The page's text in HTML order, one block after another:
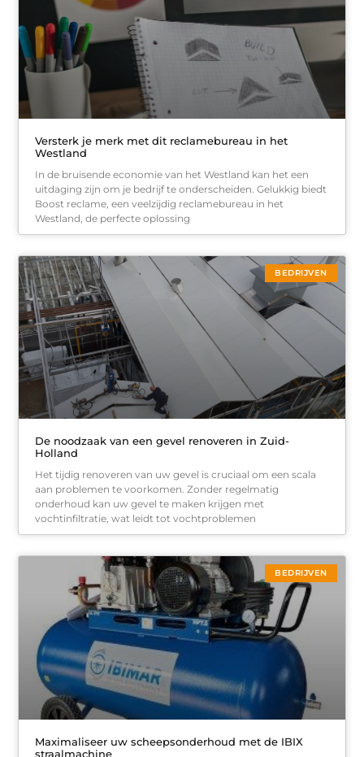
Versterk je merk met dit reclamebureau in het
Westland
In de bruisende economie van het Westland kan het een
uitdaging zijn om je bedrijf te onderscheiden. Gelukkig biedt
Boost reclame, een veelzijdig reclamebureau in het
Westland, de perfecte oplossing
BEDRIJVEN
De noodzaak van een gevel renoveren in Zuid-
Holland
Het tijdig renoveren van uw gevel is cruciaal om een scala
aan problemen te voorkomen. Zonder regelmatig
onderhoud kan uw gevel te maken krijgen met
vochtinfiltratie, wat leidt tot vochtproblemen
BEDRIJVEN
Maximaliseer uw scheepsonderhoud met de IBIX
straalmachine